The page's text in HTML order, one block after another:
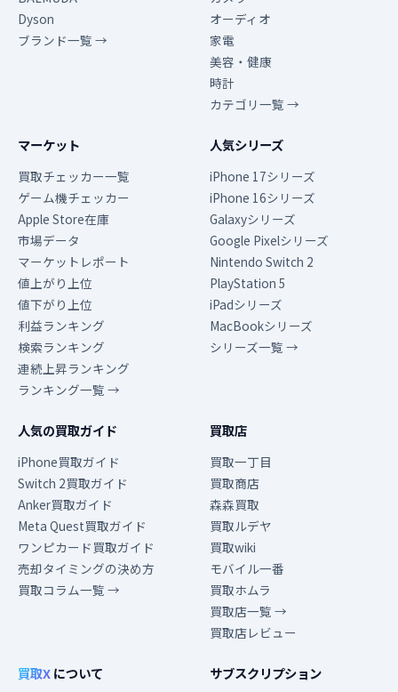
Dyson
ブランド一覧 →
オーディオ
家電
美容・健康
時計
カテゴリ一覧 →
マーケット
買取チェッカー一覧
ゲーム機チェッカー
Apple Store在庫
市場データ
マーケットレポート
値上がり上位
値下がり上位
利益ランキング
検索ランキング
連続上昇ランキング
ランキング一覧 →
人気シリーズ
iPhone 17シリーズ
iPhone 16シリーズ
Galaxyシリーズ
Google Pixelシリーズ
Nintendo Switch 2
PlayStation 5
iPadシリーズ
MacBookシリーズ
シリーズ一覧 →
人気の買取ガイド
iPhone買取ガイド
Switch 2買取ガイド
Anker買取ガイド
Meta Quest買取ガイド
ワンピカード買取ガイド
売却タイミングの決め方
買取コラム一覧 →
買取店
買取一丁目
買取商店
森森買取
買取ルデヤ
買取wiki
モバイル一番
買取ホムラ
買取店一覧 →
買取店レビュー
買取Xについて サブスクリプション